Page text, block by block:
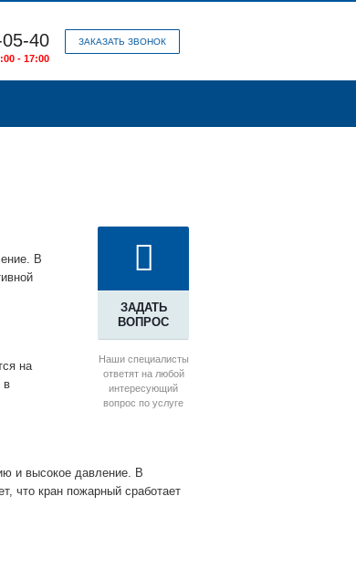
ЗАКАЗАТЬ ЗВОНОК
40
- 17:00
ЗАДАТЬ
ВОПРОС
Наши специалисты
ответят на любой
интересующий
вопрос по услуге
В
на
в
и высокое давление. В
что кран пожарный сработает